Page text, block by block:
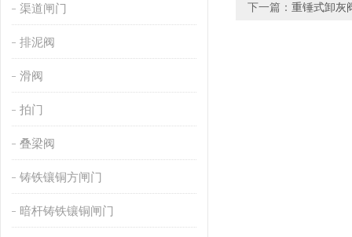
渠道闸门
排泥阀
滑阀
拍门
叠梁阀
铸铁镶铜方闸门
暗杆铸铁镶铜闸门
下一篇： 重锤式卸灰